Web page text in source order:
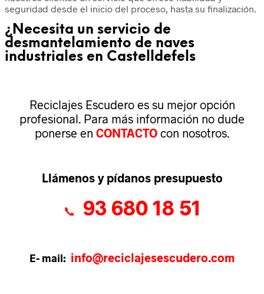
seguridad desde el inicio del proceso, hasta su finalización.
¿Necesita un servicio de
desmantelamiento de naves
industriales en Castelldefels
Reciclajes Escudero es su mejor opción
profesional. Para más información no dude
ponerse en CONTACTO con nosotros.
Llámenos y pídanos presupuesto
📞 93 680 18 51
E- mail: info@reciclajesescudero.com